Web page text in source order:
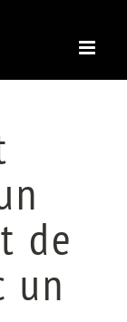
de
un